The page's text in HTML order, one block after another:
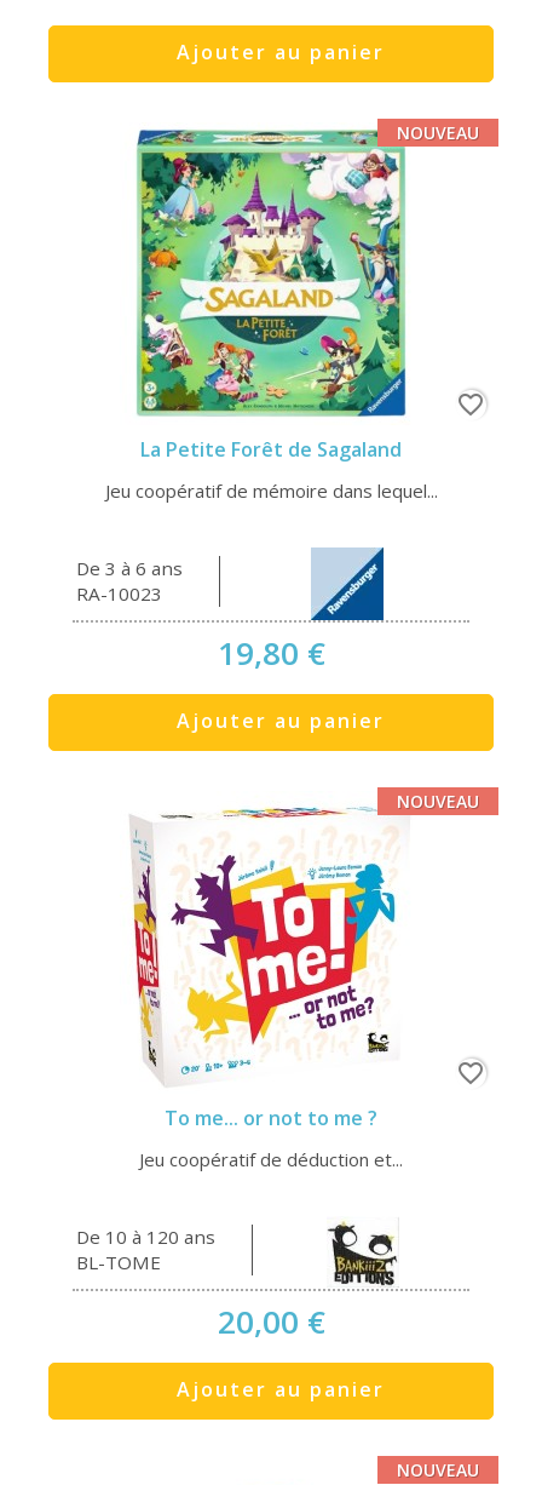
Ajouter au panier
La Petite Forêt de Sagaland
Jeu coopératif de mémoire dans lequel...
De 3 à 6 ans
RA-10023
19,80 €
Ajouter au panier
NOUVEAU
favorite_border
To me... or not to me ?
Jeu coopératif de déduction et...
De 10 à 120 ans
BL-TOME
20,00 €
Ajouter au panier
NOUVEAU
favorite_border
NOUVEAU